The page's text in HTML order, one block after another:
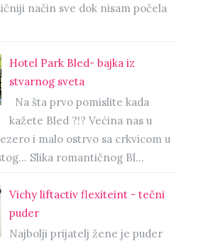
način sve dok nisam počela
Hotel Park Bled- bajka iz
stvarnog sveta
Na šta prvo pomislite kada
kažete Bled ?!? Većina nas u
i malo ostrvo sa crkvicom u
Slika romantičnog Bl...
Vichy liftactiv flexiteint - tečni
puder
Najbolji prijatelj žene je puder